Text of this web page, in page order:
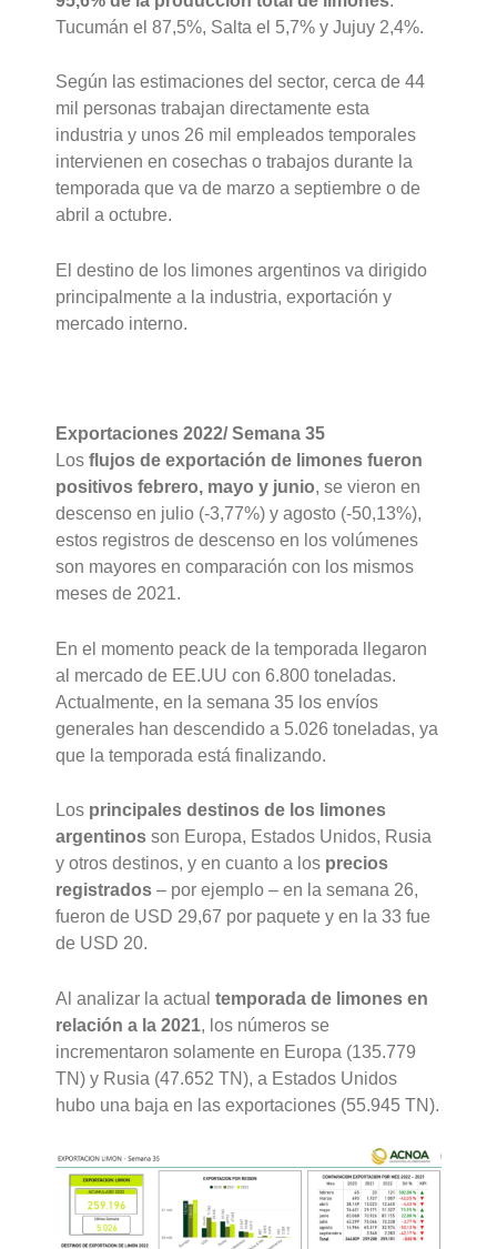
Tucumán el 87,5%, Salta el 5,7% y Jujuy 2,4%.
Según las estimaciones del sector, cerca de 44
mil personas trabajan directamente esta
industria y unos 26 mil empleados temporales
intervienen en cosechas o trabajos durante la
temporada que va de marzo a septiembre o de
abril a octubre.
El destino de los limones argentinos va dirigido
principalmente a la industria, exportación y
mercado interno.
Exportaciones 2022/ Semana 35
Los flujos de exportación de limones fueron
positivos febrero, mayo y junio, se vieron en
descenso en julio (-3,77%) y agosto (-50,13%),
estos registros de descenso en los volúmenes
son mayores en comparación con los mismos
meses de 2021.
En el momento peack de la temporada llegaron
al mercado de EE.UU con 6.800 toneladas.
Actualmente, en la semana 35 los envíos
generales han descendido a 5.026 toneladas, ya
que la temporada está finalizando.
Los principales destinos de los limones
argentinos son Europa, Estados Unidos, Rusia
y otros destinos, y en cuanto a los precios
registrados – por ejemplo – en la semana 26,
fueron de USD 29,67 por paquete y en la 33 fue
de USD 20.
Al analizar la actualtemporada de limones en
relación a la 2021, los números se
incrementaron solamente en Europa (135.779
TN) y Rusia (47.652 TN), a Estados Unidos
hubo una baja en las exportaciones (55.945 TN).